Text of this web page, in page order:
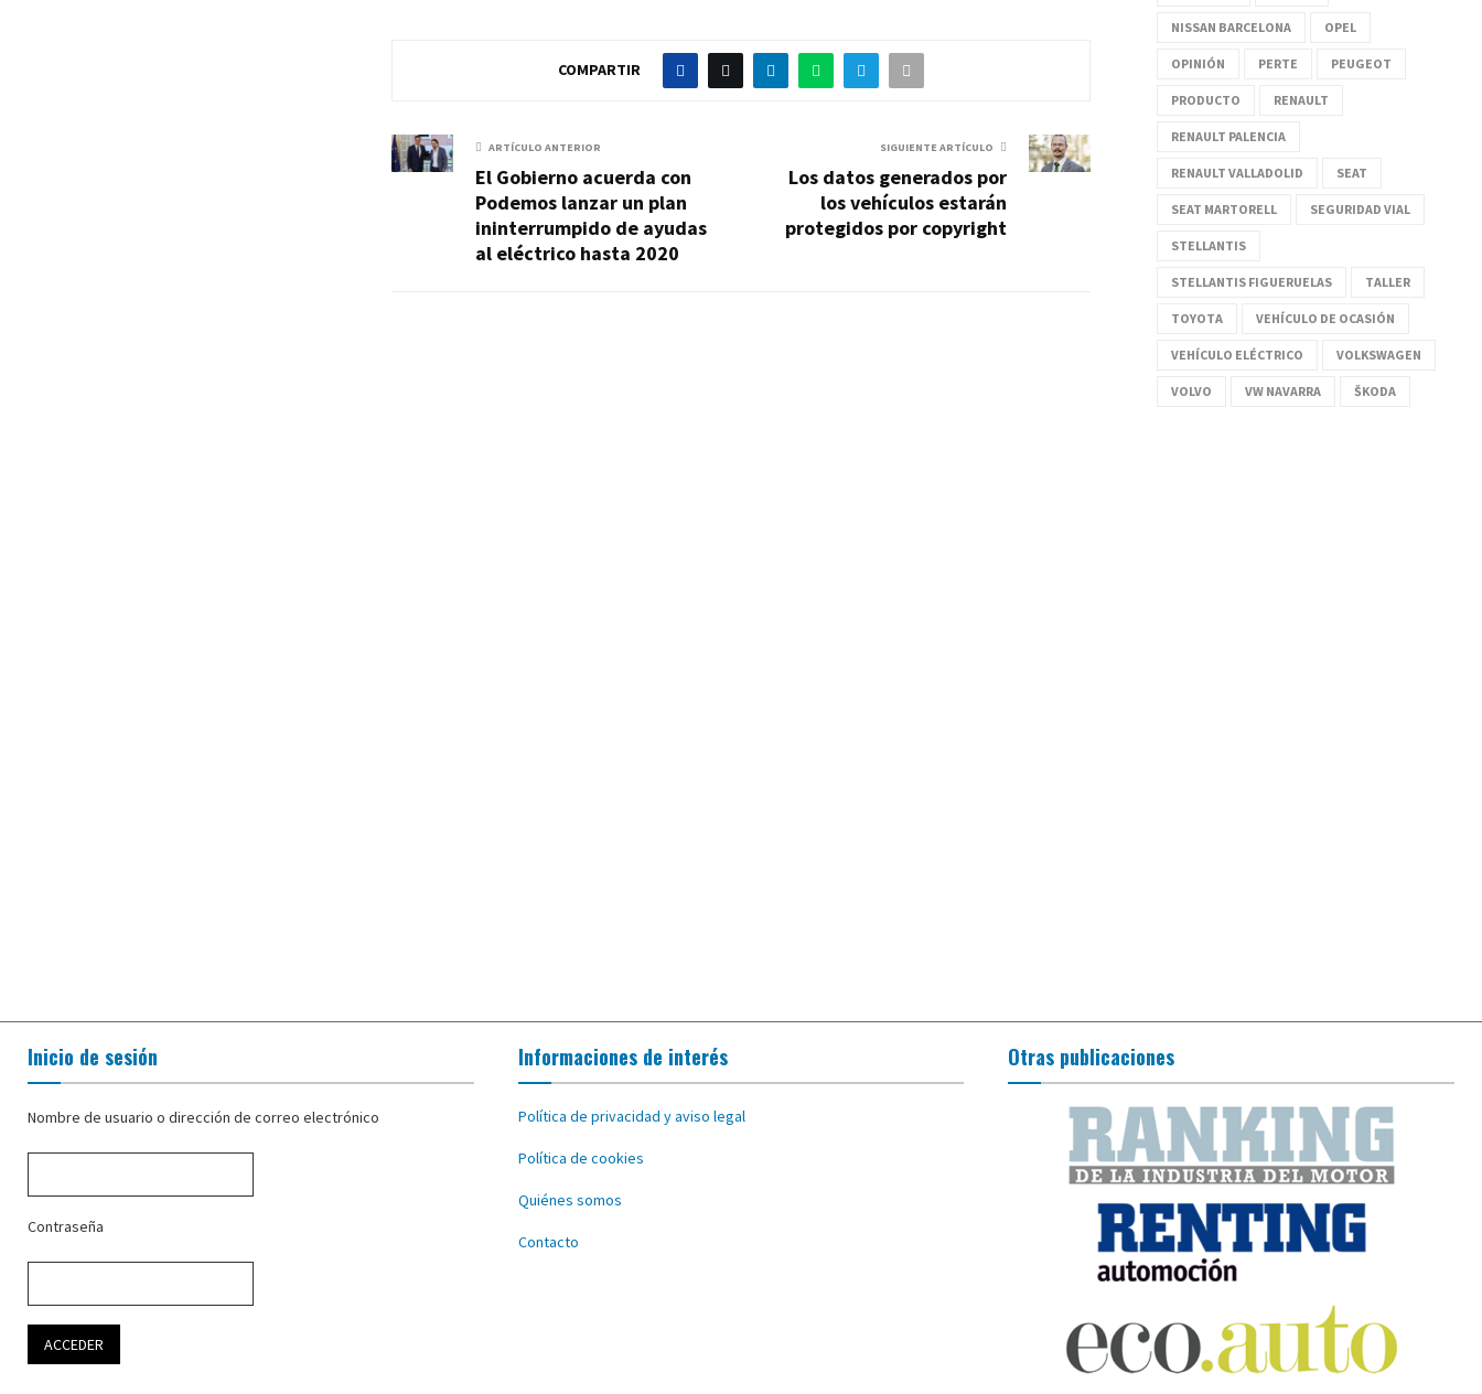
COMPARTIR
ARTÍCULO ANTERIOR
El Gobierno acuerda con
Podemos lanzar un plan
ininterrumpido de ayudas
al eléctrico hasta 2020
SIGUIENTE ARTÍCULO
Los datos generados por
los vehículos estarán
protegidos por copyright
NISSAN BARCELONA OPEL
OPINIÓN PERTE PEUGEOT
PRODUCTO RENAULT
RENAULT PALENCIA
RENAULT VALLADOLID SEAT
SEAT MARTORELL SEGURIDAD VIAL
STELLANTIS
STELLANTIS FIGUERUELAS TALLER
TOYOTA VEHÍCULO DE OCASIÓN
VEHÍCULO ELÉCTRICO VOLKSWAGEN
VOLVO VW NAVARRA ŠKODA
Inicio de sesión
Nombre de usuario o dirección de correo electrónico
Contraseña
Informaciones de interés
Política de privacidad y aviso legal
Política de cookies
Quiénes somos
Contacto
Otras publicaciones